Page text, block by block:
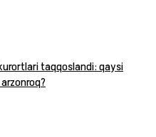
taqqoslandi: qaysi